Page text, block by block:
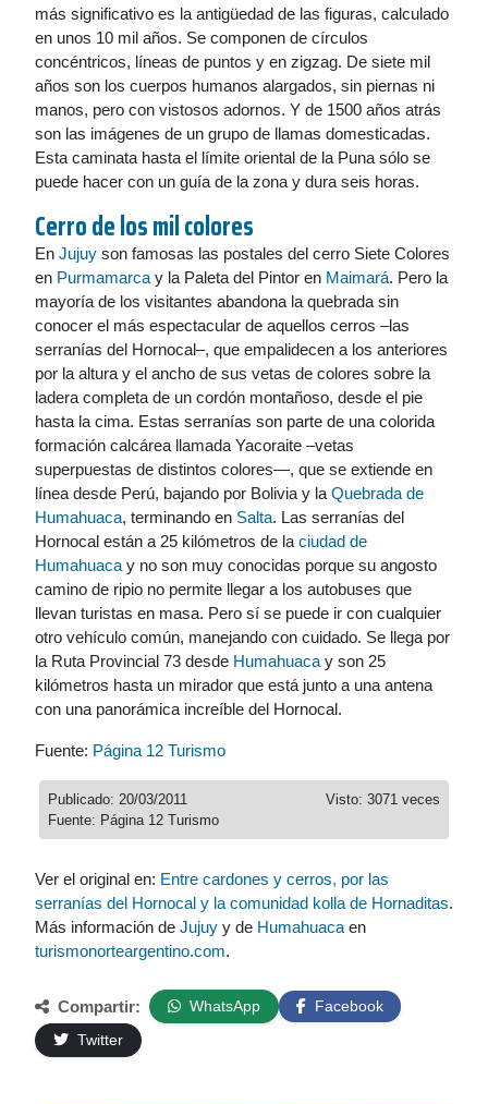
más significativo es la antigüedad de las figuras, calculado
en unos 10 mil años. Se componen de círculos
concéntricos, líneas de puntos y en zigzag. De siete mil
años son los cuerpos humanos alargados, sin piernas ni
manos, pero con vistosos adornos. Y de 1500 años atrás
son las imágenes de un grupo de llamas domesticadas.
Esta caminata hasta el límite oriental de la Puna sólo se
puede hacer con un guía de la zona y dura seis horas.
Cerro de los mil colores
En Jujuy son famosas las postales del cerro Siete Colores
en Purmamarca y la Paleta del Pintor en Maimará. Pero la
mayoría de los visitantes abandona la quebrada sin
conocer el más espectacular de aquellos cerros –las
serranías del Hornocal–, que empalidecen a los anteriores
por la altura y el ancho de sus vetas de colores sobre la
ladera completa de un cordón montañoso, desde el pie
hasta la cima. Estas serranías son parte de una colorida
formación calcárea llamada Yacoraite –vetas
superpuestas de distintos colores—, que se extiende en
línea desde Perú, bajando por Bolivia y la Quebrada de
Humahuaca, terminando en Salta. Las serranías del
Hornocal están a 25 kilómetros de la ciudad de
Humahuaca y no son muy conocidas porque su angosto
camino de ripio no permite llegar a los autobuses que
llevan turistas en masa. Pero sí se puede ir con cualquier
otro vehículo común, manejando con cuidado. Se llega por
la Ruta Provincial 73 desde Humahuaca y son 25
kilómetros hasta un mirador que está junto a una antena
con una panorámica increíble del Hornocal.
Fuente: Página 12 Turismo
Visto: 3071 veces
Publicado: 20/03/2011
Fuente: Página 12 Turismo
Ver el original en: Entre cardones y cerros, por las
serranías del Hornocal y la comunidad kolla de Hornaditas.
Más información de Jujuy y de Humahuaca en
turismonorteargentino.com.
Compartir: WhatsApp
Facebook
Twitter